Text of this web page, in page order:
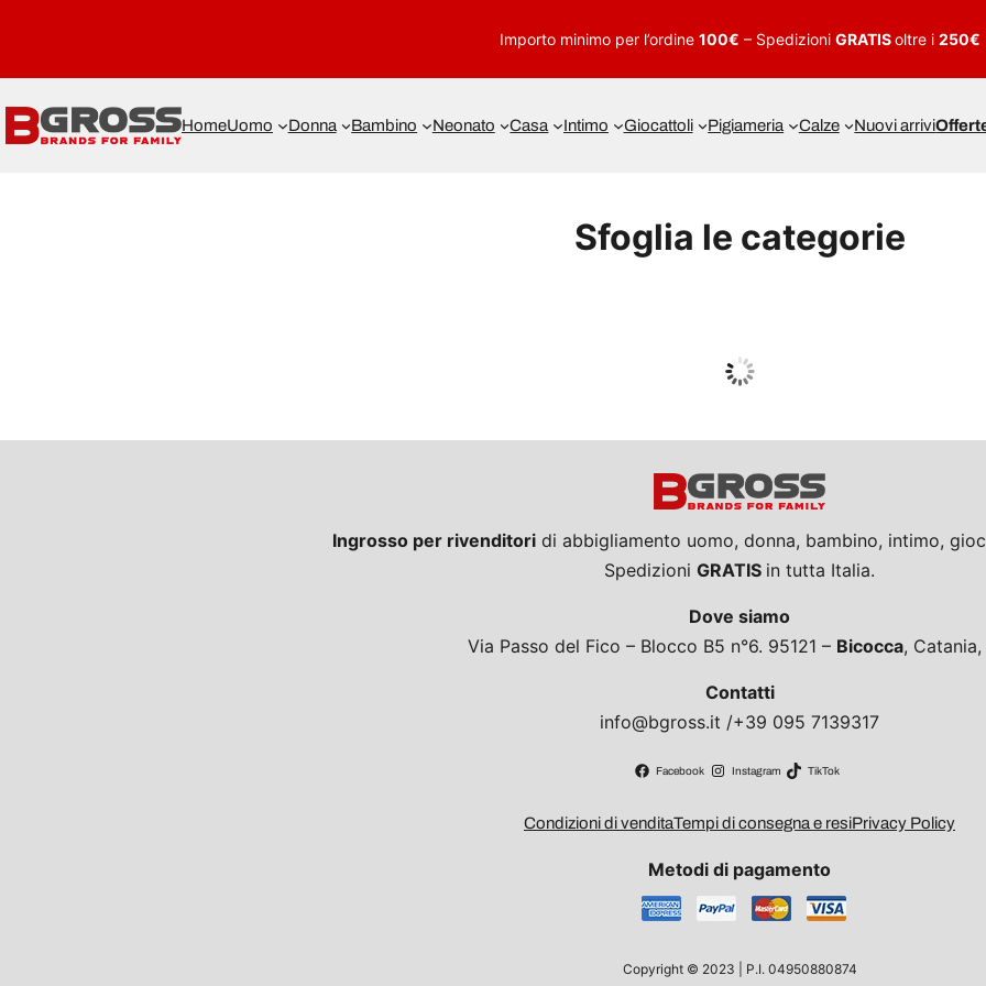
Importo minimo per l’ordine 100€ – Spedizioni GRATISoltre i 250€
HomeUomo Donna Bambino Neonato Casa Intimo Giocattoli Pigiameria Calze Nuovi arrivi
Sfoglia le categorie
Guarda tutto
Ingrosso per rivenditori di abbigliamento uomo, donna, bambino, intimo,
Spedizioni GRATIS in tutta Italia.
Dove siamo
Via Passo del Fico – Blocco B5 n°6. 95121 – Bicocca,
Contatti
info@bgross.it /+39 095 7139317
Facebook Instagram TikTok
Condizioni di venditaTempi di consegna e resiPrivacy Policy
Metodi di pagamento
Copyright © 2023 | P.I. 04950880874